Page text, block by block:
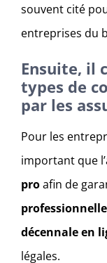
souvent cité
entreprises du
Ensuite, il
types de
par les
Pour les
important que
proafin de
professionnelle
décennale en
légales.